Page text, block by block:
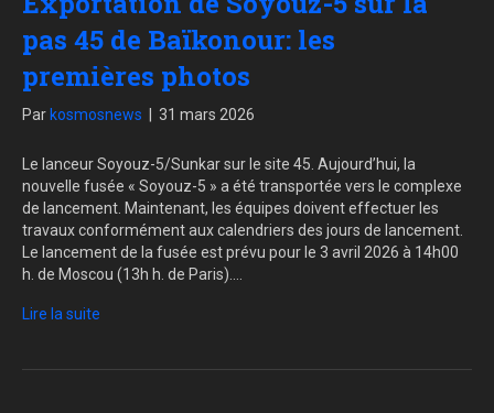
pas 45 de Baïkonour: les
premières photos
Par kosmosnews 31 mars 2026
Le lanceur Soyouz-5/Sunkar sur le site 45. Aujourd’hui, la
nouvelle fusée « Soyouz-5 » a été transportée vers le complexe
de lancement. Maintenant, les équipes doivent effectuer les
travaux conformément aux calendriers des jours de lancement.
Le lancement de la fusée est prévu pour le 3 avril 2026 à 14h00
h. de Moscou (13h h. de Paris).…
Lire la suite